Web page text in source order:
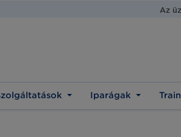
Az
Iparágak